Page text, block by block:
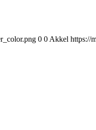
0 0 Akkel https://